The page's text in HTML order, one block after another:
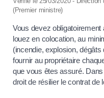
(Premier ministre)
Vous devez
louez en colocation, au
(incendie, explosion,
fournir au propriétaire
que vous êtes assuré.
droit de résilier le contrat de